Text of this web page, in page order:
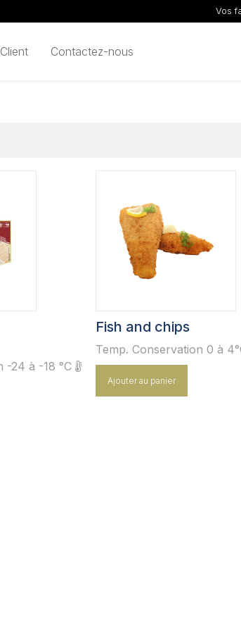
Vos
Contactez-nous
-24 à -18 °C
Fish and chips
Temp. Conservation 0 à
Ajouter au panier